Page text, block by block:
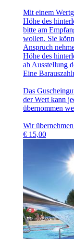
Mit einem
Höhe des
bitte am
wollen. Sie
Anspruch
Höhe des
ab Ausstellung
Eine
Das
der Wert kann
übernommen
Wir
€ 15,00